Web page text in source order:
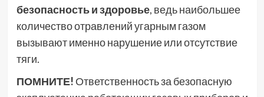
безопасность и здоровье, ведь наибольшее
количество отравлений угарным газом
вызывают именно нарушение или отсутствие
тяги.
ПОМНИТЕ! Ответственность за безопасную